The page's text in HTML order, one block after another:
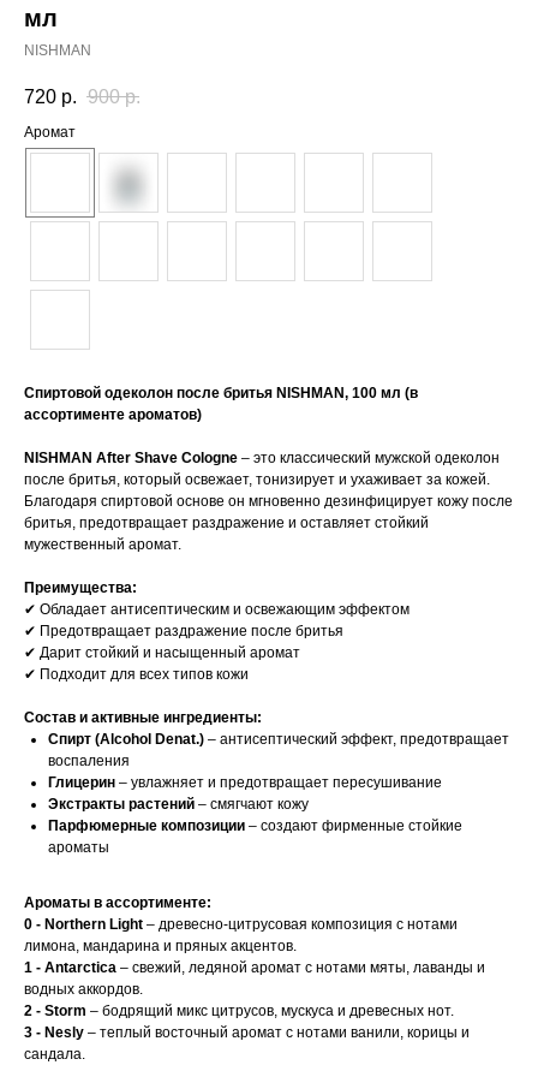
мл
NISHMAN
720 р. 900 р.
Аромат
Спиртовой одеколон после бритья NISHMAN, 100 мл (в
ассортименте ароматов)
NISHMAN After Shave Cologne – это классический мужской одеколон
после бритья, который освежает, тонизирует и ухаживает за кожей.
Благодаря спиртовой основе он мгновенно дезинфицирует кожу после
бритья, предотвращает раздражение и оставляет стойкий
мужественный аромат.
Преимущества:
✔ Обладает антисептическим и освежающим эффектом
✔ Предотвращает раздражение после бритья
✔ Дарит стойкий и насыщенный аромат
✔ Подходит для всех типов кожи
Состав и активные ингредиенты:
Спирт (Alcohol Denat.) – антисептический эффект, предотвращает
воспаления
Глицерин – увлажняет и предотвращает пересушивание
Экстракты растений – смягчают кожу
Парфюмерные композиции – создают фирменные стойкие
ароматы
Ароматы в ассортименте:
0 - Northern Light – древесно-цитрусовая композиция с нотами
лимона, мандарина и пряных акцентов.
1 - Antarctica – свежий, ледяной аромат с нотами мяты, лаванды и
водных аккордов.
2 - Storm – бодрящий микс цитрусов, мускуса и древесных нот.
3 - Nesly – теплый восточный аромат с нотами ванили, корицы и
сандала.